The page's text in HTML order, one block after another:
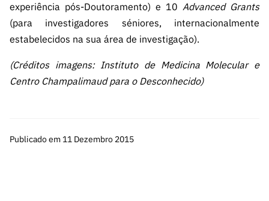
experiência pós-Doutoramento) e 10 Advanced Grants
(para investigadores séniores, internacionalmente
estabelecidos na sua área de investigação).
(Créditos imagens: Instituto de Medicina Molecular e
Centro Champalimaud para o Desconhecido)
Publicado em 11 Dezembro 2015